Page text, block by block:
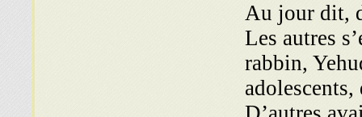
Au jour dit,
Les autres
rabbin,